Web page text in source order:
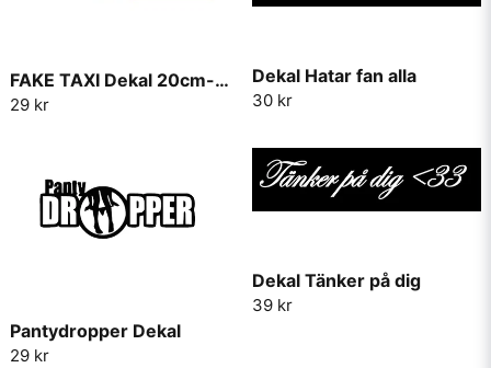
FAKE TAXI Dekal 20cm-30cm
29 kr
Dekal Hatar fan alla
30 kr
Pantydropper Dekal
29 kr
Dekal Tänker på dig
39 kr